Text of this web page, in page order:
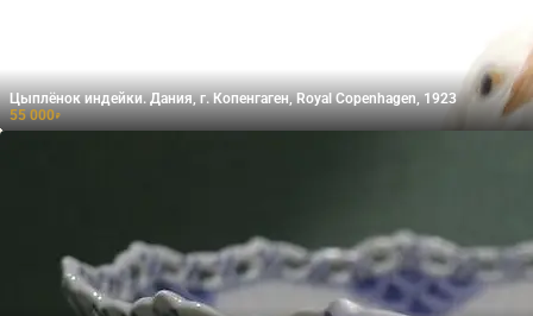
Цыплёнок индейки. Дания, г. Копенгаген, Royal Copenhagen, 1923
55 000₽